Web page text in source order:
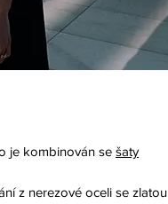
je kombinován se šaty
z nerezové oceli se zlatou